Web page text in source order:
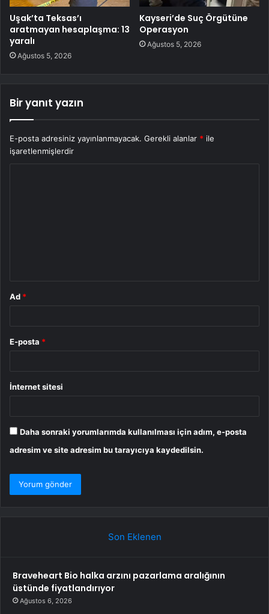
Uşak’ta Teksas’ı
aratmayan hesaplaşma: 13
yaralı
Ağustos 5, 2026
Kayseri’de Suç Örgütüne
Operasyon
Ağustos 5, 2026
Bir yanıt yazın
E-posta adresiniz yayınlanmayacak. Gerekli alanlar * ile
işaretlenmişlerdir
Ad *
E-posta *
İnternet sitesi
Daha sonraki yorumlarımda kullanılması için adım, e-posta
adresim ve site adresim bu tarayıcıya kaydedilsin.
Son Eklenen
Braveheart Bio halka arzını pazarlama aralığının
üstünde fiyatlandırıyor
Ağustos 6, 2026